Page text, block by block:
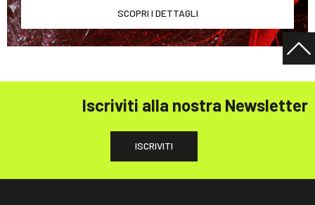
SCOPRI I DETTAGLI
Iscriviti alla nostra Newsletter
ISCRIVITI